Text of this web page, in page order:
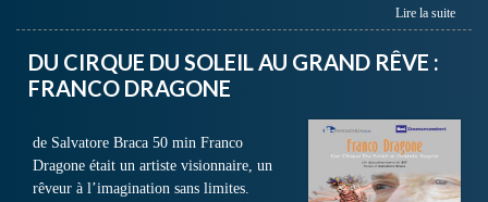
Lire la suite
DU CIRQUE DU SOLEIL AU GRAND RÊVE :
FRANCO DRAGONE
de Salvatore Braca 50 min Franco
Dragone était un artiste visionnaire, un
rêveur à l’imagination sans limites.